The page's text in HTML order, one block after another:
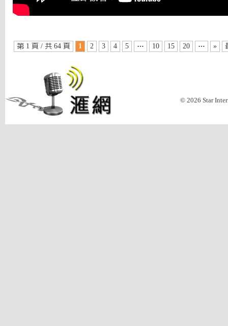
第 1 頁 / 共 64 頁 1 2 3 4 5 … 10 15 20 … »
© 2026 Star